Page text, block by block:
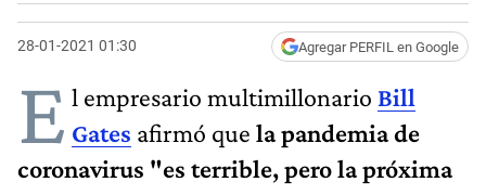
28-01-2021 01:30 Agregar PERFIL en Google
E l empresario multimillonario Bill
Gates afirmó que la pandemia de
coronavirus "es terrible, pero la próxima